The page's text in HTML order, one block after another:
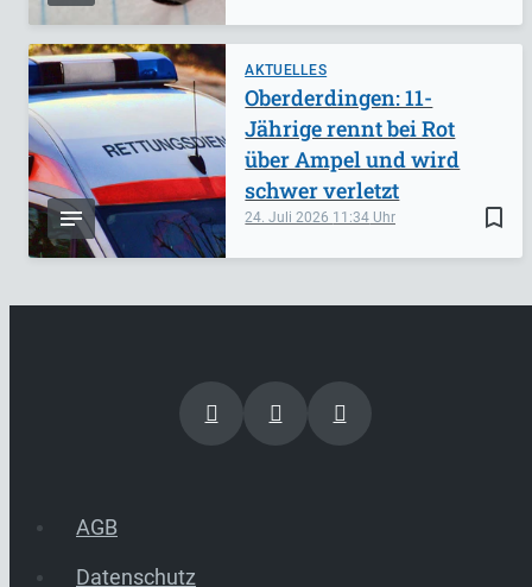
AKTUELLES
bookmark_border
24. Juli 2026 11:34
Oberderdingen: 11-
Jährige rennt bei Rot
über Ampel und wird
schwer verletzt
AGB
Datenschutz